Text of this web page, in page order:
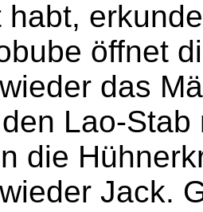
habt,
öffnet
das
Lao-
die
Jack.